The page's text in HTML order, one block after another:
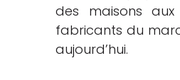
des maisons
fabricants du
aujourd’hui.